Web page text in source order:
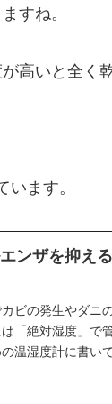
すね。
高いと全く
ます。
エンザを抑
ビの発生やダニ
「絶対湿度」で
温湿度計に書い